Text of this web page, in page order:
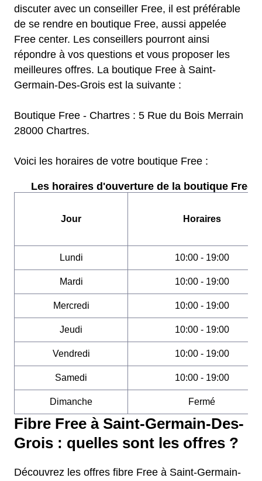
discuter avec un conseiller Free, il est préférable
de se rendre en boutique Free, aussi appelée
Free center. Les conseillers pourront ainsi
répondre à vos questions et vous proposer les
meilleures offres. La boutique Free à Saint-
Germain-Des-Grois est la suivante :
Boutique Free - Chartres : 5 Rue du Bois Merrain
28000 Chartres.
Voici les horaires de votre boutique Free :
Les horaires d'ouverture de la boutique Free :
Jour Horaires
Lundi 10:00 - 19:00
Mardi 10:00 - 19:00
Mercredi 10:00 - 19:00
Jeudi 10:00 - 19:00
Vendredi 10:00 - 19:00
Samedi 10:00 - 19:00
Dimanche Fermé
Fibre Free à Saint-Germain-Des-
Grois : quelles sont les offres ?
Découvrez les offres fibre Free à Saint-Germain-